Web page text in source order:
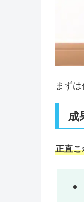
まず
成
正直